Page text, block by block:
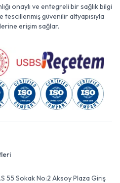
onaylı ve entegreli bir sağlık bilgi
güvenilir altyapısıyla
erişim sağlar.
55 Sokak No:2 Aksoy Plaza Giriş